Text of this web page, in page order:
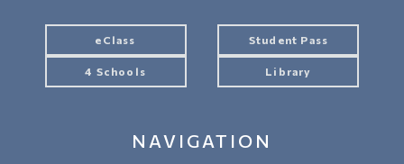
eClass Student Pass
4 Schools Library
NAVIGATION